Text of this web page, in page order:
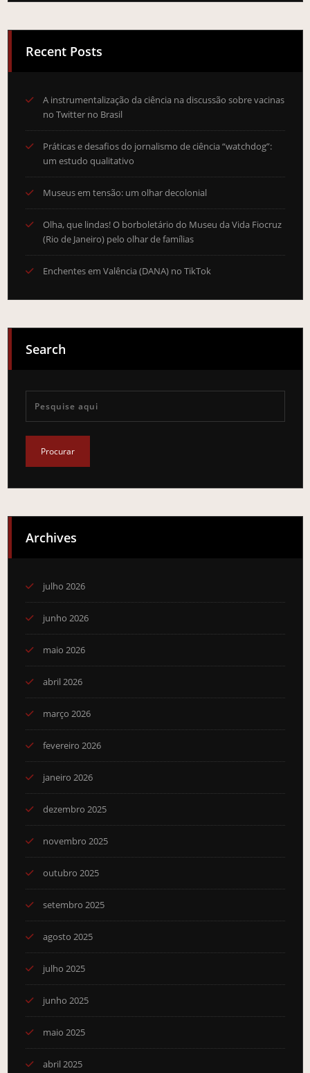
Recent Posts
A instrumentalização da ciência na discussão sobre vacinas
no Twitter no Brasil
Práticas e desafios do jornalismo de ciência “watchdog”:
um estudo qualitativo
Museus em tensão: um olhar decolonial
Olha, que lindas! O borboletário do Museu da Vida Fiocruz
(Rio de Janeiro) pelo olhar de famílias
Enchentes em Valência (DANA) no TikTok
Search
Archives
julho 2026
junho 2026
maio 2026
abril 2026
março 2026
fevereiro 2026
janeiro 2026
dezembro 2025
novembro 2025
outubro 2025
setembro 2025
agosto 2025
julho 2025
junho 2025
maio 2025
abril 2025